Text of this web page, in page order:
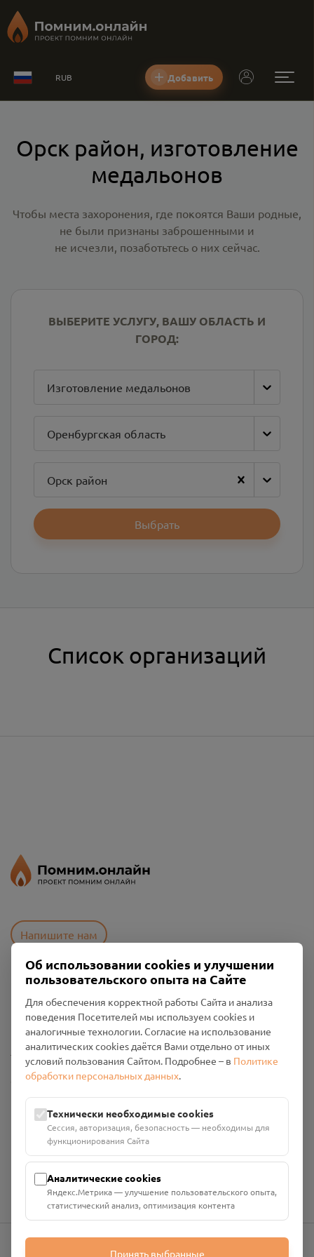
RUB Добавить
Орск район, изготовление
медальонов
Чтобы места захоронения, где покоятся Ваши родные,
не были признаны заброшенными и
не исчезли, позаботьтесь о них сейчас.
ВЫБЕРИТЕ УСЛУГУ, ВАШУ ОБЛАСТЬ И
ГОРОД:
Изготовление медальонов
Оренбургская область
Орск район
Выбрать
Список организаций
Напишите нам
Политика конфиденциальности
Промо-материалы
Настройки cookies
Общество с ограниченной ответственностью «Смоленский
Проект Помним»
ИНН: 6700029207 ОГРН: 1256700001986
Юридический адрес: 216790, Смоленская область, р-н
Руднянский, г. Рудня, улица Западная, д. 26А, пом. 18
Номер счёта: 40702810901130004287 в АО "АЛЬФА-БАНК"
Об использовании cookies и улучшении
пользовательского опыта на Сайте
Для обеспечения корректной работы Сайта и анализа
поведения Посетителей мы используем cookies и
аналогичные технологии. Согласие на использование
аналитических cookies даётся Вами отдельно от иных
условий пользования Сайтом. Подробнее – в Политике
обработки персональных данных.
Технически необходимые cookies
Сессия, авторизация, безопасность — необходимы для
функционирования Сайта
Аналитические cookies
Яндекс.Метрика — улучшение пользовательского опыта,
статистический анализ, оптимизация контента
Принять выбранные